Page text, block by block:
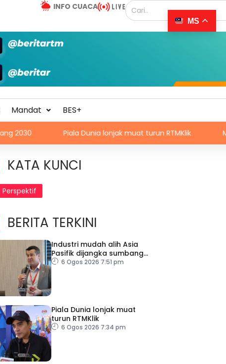
INFO CUACA
Mandat BES+
Piala Dunia lonjak muat turun RTMKlik Momentum
KATA KUNCI
Perspektif
BERITA TERKINI
Industri mudah alih Asia
Pasifik dijangka sumbang
AS$1.4 trilion menjelang
6 Ogos 2026 7:51 pm
Piala Dunia lonjak muat
turun RTMKlik
6 Ogos 2026 7:34 pm
MS